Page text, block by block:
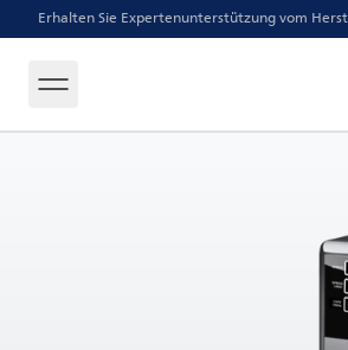
Erhalten Sie Expertenunterstützung vom